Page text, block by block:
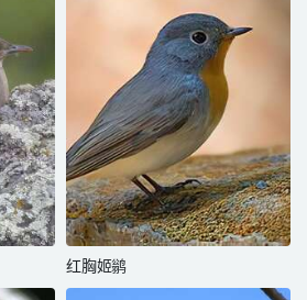
红胸姬鹟